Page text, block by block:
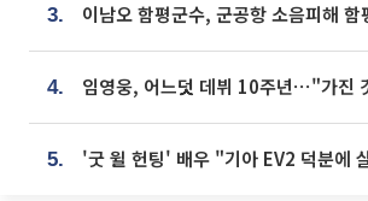
3. 이남오 함평군수, 군공항 소음피해 함
4.
5.